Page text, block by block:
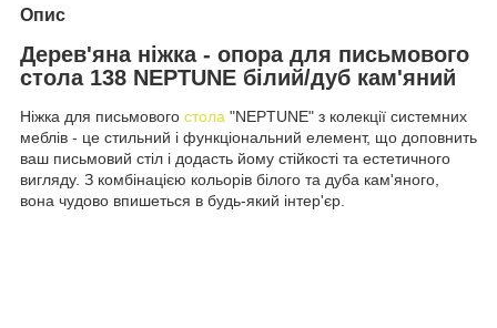
Опис
Дерев'яна ніжка - опора для письмового
стола 138 NEPTUNE білий/дуб кам'яний
Ніжка для письмового стола "NEPTUNE" з колекції системних
меблів - це стильний і функціональний елемент, що доповнить
ваш письмовий стіл і додасть йому стійкості та естетичного
вигляду. З комбінацією кольорів білого та дуба кам'яного,
вона чудово впишеться в будь-який інтер'єр.